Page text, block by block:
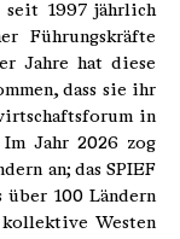
1997 jährlich
Führungskräfte
Jahre hat diese
dass sie ihr
in
Jahr 2026 zog
an; das SPIEF
über 100 Ländern
Westen